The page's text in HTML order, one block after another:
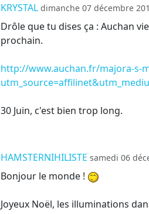
KRYSTAL dimanche 07 décembre
Drôle que tu dises ça : Auchan
prochain.
http://www.auchan.fr/majora-s-
30 Juin, c'est bien trop long.
HAMSTERNIHILISTE samedi 06
Bonjour le monde !
Joyeux Noël, les illuminations